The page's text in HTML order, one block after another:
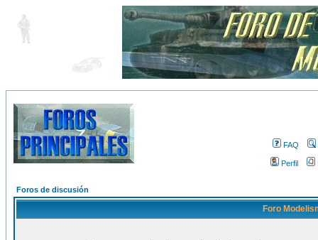
FAQ
Perfil
Foros de discusión
Foro